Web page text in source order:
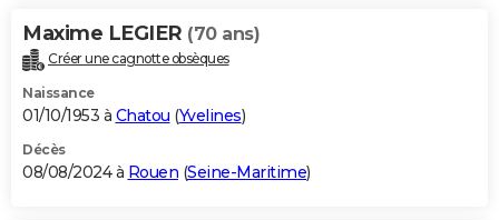
Maxime LEGIER (70 ans)
Créer une cagnotte obsèques
Naissance
01/10/1953 à Chatou (Yvelines)
Décès
08/08/2024 à Rouen (Seine-Maritime)